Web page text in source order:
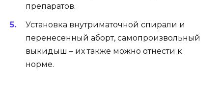
препаратов.
Установка внутриматочной спирали и
перенесенный аборт, самопроизвольный
выкидыш – их также можно отнести к
норме.